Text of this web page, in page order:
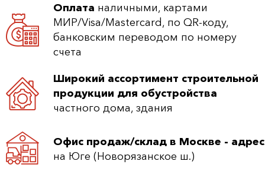
Оплата наличными, картами
МИР/Visa/Mastercard, по QR-коду,
банковским переводом по номеру
счета
Широкий ассортимент строительной
продукции для обустройства
частного дома, здания
Офис продаж/склад в Москве - адрес
на Юге (Новорязанское ш.)